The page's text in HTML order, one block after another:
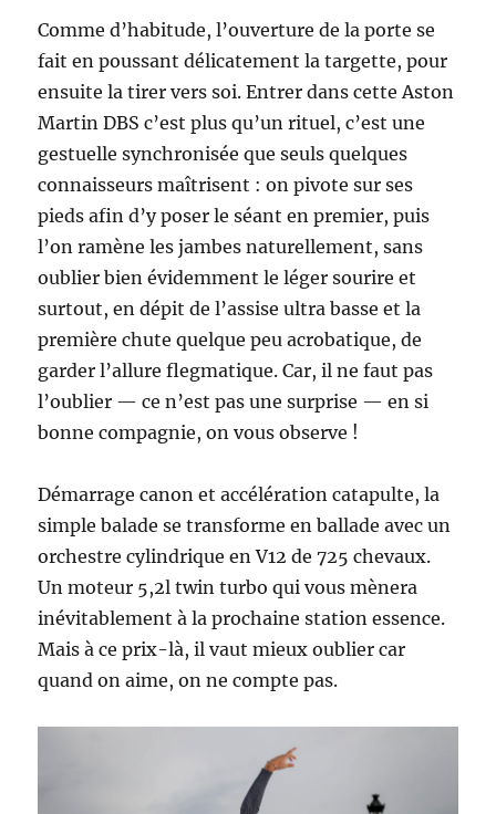
Comme d’habitude, l’ouverture de la porte se
fait en poussant délicatement la targette, pour
ensuite la tirer vers soi. Entrer dans cette Aston
Martin DBS c’est plus qu’un rituel, c’est une
gestuelle synchronisée que seuls quelques
connaisseurs maîtrisent : on pivote sur ses
pieds afin d’y poser le séant en premier, puis
l’on ramène les jambes naturellement, sans
oublier bien évidemment le léger sourire et
surtout, en dépit de l’assise ultra basse et la
première chute quelque peu acrobatique, de
garder l’allure flegmatique. Car, il ne faut pas
l’oublier — ce n’est pas une surprise — en si
bonne compagnie, on vous observe !
Démarrage canon et accélération catapulte, la
simple balade se transforme en ballade avec un
orchestre cylindrique en V12 de 725 chevaux.
Un moteur 5,2l twin turbo qui vous mènera
inévitablement à la prochaine station essence.
Mais à ce prix-là, il vaut mieux oublier car
quand on aime, on ne compte pas.